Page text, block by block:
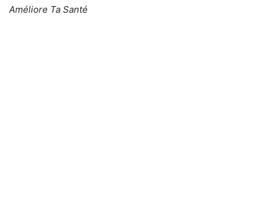
Améliore Ta Santé